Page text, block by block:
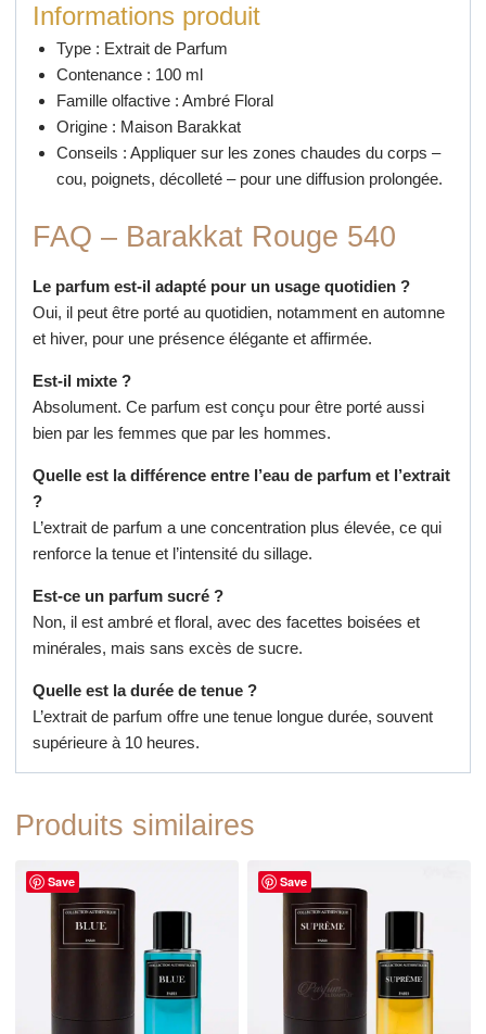
Informations produit
Type : Extrait de Parfum
Contenance : 100 ml
Famille olfactive : Ambré Floral
Origine : Maison Barakkat
Conseils : Appliquer sur les zones chaudes du corps –
cou, poignets, décolleté – pour une diffusion prolongée.
FAQ – Barakkat Rouge 540
Le parfum est-il adapté pour un usage quotidien ?
Oui, il peut être porté au quotidien, notamment en automne
et hiver, pour une présence élégante et affirmée.
Est-il mixte ?
Absolument. Ce parfum est conçu pour être porté aussi
bien par les femmes que par les hommes.
Quelle est la différence entre l’eau de parfum et l’extrait
?
L’extrait de parfum a une concentration plus élevée, ce qui
renforce la tenue et l’intensité du sillage.
Est-ce un parfum sucré ?
Non, il est ambré et floral, avec des facettes boisées et
minérales, mais sans excès de sucre.
Quelle est la durée de tenue ?
L’extrait de parfum offre une tenue longue durée, souvent
supérieure à 10 heures.
Produits similaires
Save Save